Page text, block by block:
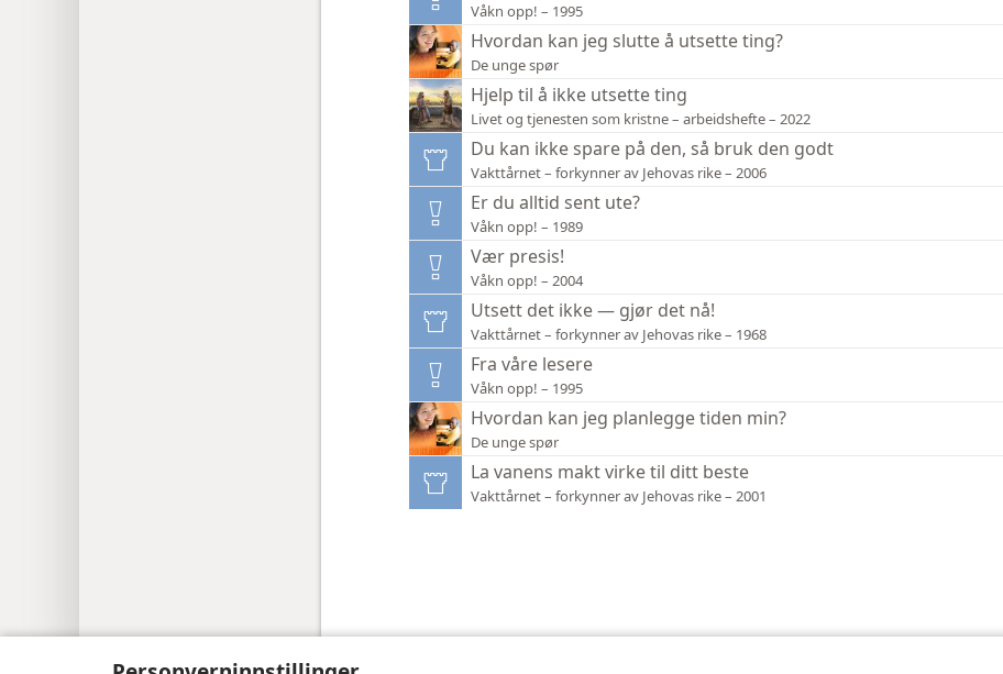
Våkn opp! – 1995
Hvordan kan jeg slutte å utsette ting?
De unge spør
Hjelp til å ikke utsette ting
Livet og tjenesten som kristne – arbeidshefte – 2022
Du kan ikke spare på den, så bruk den godt
Vakttårnet – forkynner av Jehovas rike – 2006
Er du alltid sent ute?
Våkn opp! – 1989
Vær presis!
Våkn opp! – 2004
Utsett det ikke — gjør det nå!
Vakttårnet – forkynner av Jehovas rike – 1968
Fra våre lesere
Våkn opp! – 1995
Hvordan kan jeg planlegge tiden min?
De unge spør
La vanens makt virke til ditt beste
Vakttårnet – forkynner av Jehovas rike – 2001